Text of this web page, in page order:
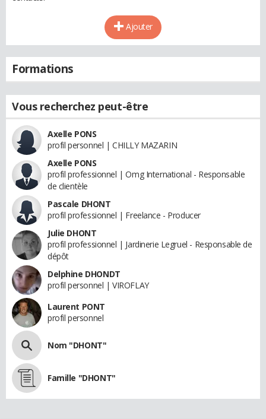
Ajouter
Formations
Vous recherchez peut-être
Axelle PONS
profil personnel | CHILLY MAZARIN
Axelle PONS
profil professionnel | Omg International - Responsable
de clientèle
Pascale DHONT
profil professionnel | Freelance - Producer
Julie DHONT
profil professionnel | Jardinerie Legruel - Responsable de
dépôt
Delphine DHONDT
profil personnel | VIROFLAY
Laurent PONT
profil personnel
Nom "DHONT"
Famille "DHONT"